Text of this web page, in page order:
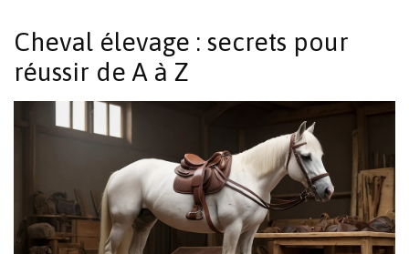
Cheval élevage : secrets pour
réussir de A à Z